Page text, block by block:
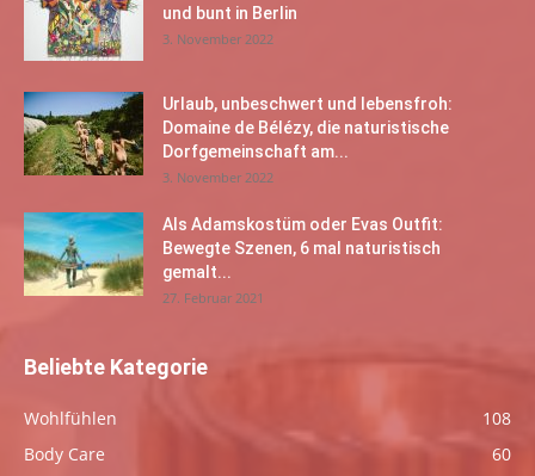
und bunt in Berlin
3. November 2022
Urlaub, unbeschwert und lebensfroh:
Domaine de Bélézy, die naturistische
Dorfgemeinschaft am...
3. November 2022
Als Adamskostüm oder Evas Outfit:
Bewegte Szenen, 6 mal naturistisch
gemalt...
27. Februar 2021
Beliebte Kategorie
Wohlfühlen
108
Body Care
60